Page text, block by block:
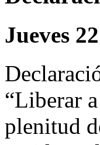
Jueves
“Liberar
plenitud